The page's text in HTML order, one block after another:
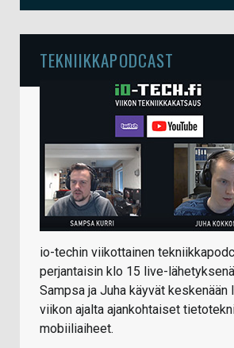
TEKNIIKKAPODCAST
io-techin viikottainen
perjantaisin klo 15 live-lähetyksenä
Sampsa ja Juha käyvät keskenään
viikon ajalta ajankohtaiset
mobiiliaiheet.